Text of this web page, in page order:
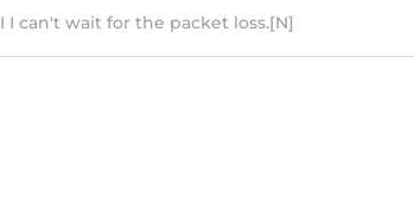
I I can't wait for the packet loss.[N]